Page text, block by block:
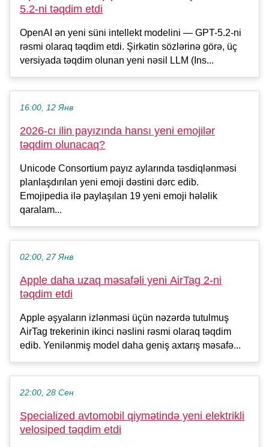
5.2-ni təqdim etdi
OpenAI ən yeni süni intellekt modelini — GPT-5.2-ni
rəsmi olaraq təqdim etdi. Şirkətin sözlərinə görə, üç
versiyada təqdim olunan yeni nəsil LLM (Ins...
16:00, 12 Янв
2026-cı ilin payızında hansı yeni emojilər
təqdim olunacaq?
Unicode Consortium payız aylarında təsdiqlənməsi
planlaşdırılan yeni emoji dəstini dərc edib.
Emojipedia ilə paylaşılan 19 yeni emoji hələlik
qaralam...
02:00, 27 Янв
Apple daha uzaq məsafəli yeni AirTag 2-ni
təqdim etdi
Apple əşyaların izlənməsi üçün nəzərdə tutulmuş
AirTag trekerinin ikinci nəslini rəsmi olaraq təqdim
edib. Yenilənmiş model daha geniş axtarış məsafə...
22:00, 28 Сен
Specialized avtomobil qiymətində yeni elektrikli
velosiped təqdim etdi